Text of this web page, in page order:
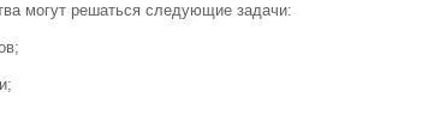
могут решаться следующие задачи: